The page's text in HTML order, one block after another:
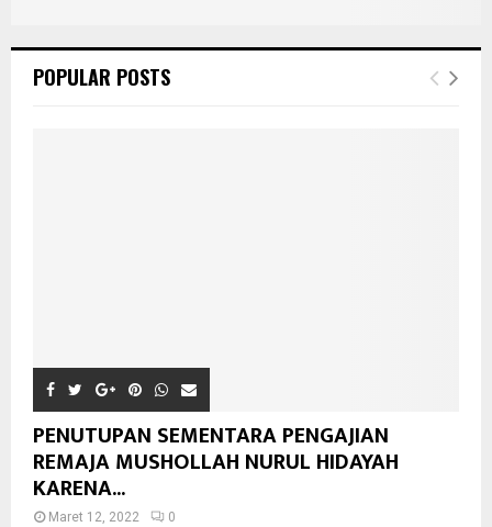
POPULAR POSTS
PENUTUPAN SEMENTARA PENGAJIAN
REMAJA MUSHOLLAH NURUL HIDAYAH
KARENA...
Maret 12, 2022 0